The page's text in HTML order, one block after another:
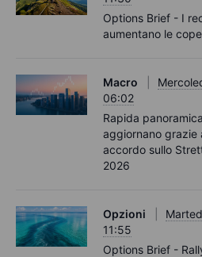
Options Brief - I
aumentano le
Macro
06:02
Rapida
aggiornano grazie
accordo sullo
2026
Opzioni
11:55
Options Brief -